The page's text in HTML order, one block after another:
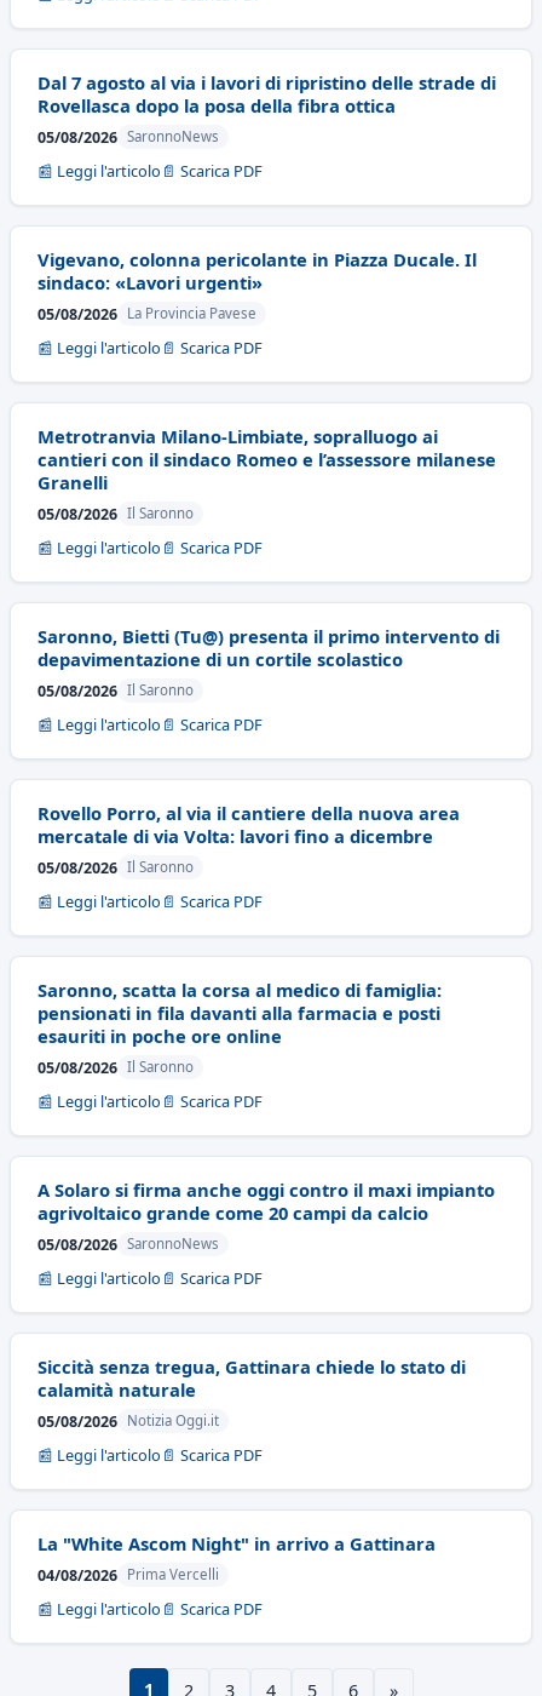
Dal 7 agosto al via i lavori di ripristino delle strade di
Rovellasca dopo la posa della fibra ottica
05/08/2026 SaronnoNews
📰 Leggi l'articolo 📄 Scarica PDF
Vigevano, colonna pericolante in Piazza Ducale. Il
sindaco: «Lavori urgenti»
05/08/2026 La Provincia Pavese
📰 Leggi l'articolo 📄 Scarica PDF
Metrotranvia Milano-Limbiate, sopralluogo ai
cantieri con il sindaco Romeo e l’assessore milanese
Granelli
05/08/2026 Il Saronno
📰 Leggi l'articolo 📄 Scarica PDF
Saronno, Bietti (Tu@) presenta il primo intervento di
depavimentazione di un cortile scolastico
05/08/2026 Il Saronno
📰 Leggi l'articolo 📄 Scarica PDF
Rovello Porro, al via il cantiere della nuova area
mercatale di via Volta: lavori fino a dicembre
05/08/2026 Il Saronno
📰 Leggi l'articolo 📄 Scarica PDF
Saronno, scatta la corsa al medico di famiglia:
pensionati in fila davanti alla farmacia e posti
esauriti in poche ore online
05/08/2026 Il Saronno
📰 Leggi l'articolo 📄 Scarica PDF
A Solaro si firma anche oggi contro il maxi impianto
agrivoltaico grande come 20 campi da calcio
05/08/2026 SaronnoNews
📰 Leggi l'articolo 📄 Scarica PDF
Siccità senza tregua, Gattinara chiede lo stato di
calamità naturale
05/08/2026 Notizia Oggi.it
📰 Leggi l'articolo 📄 Scarica PDF
La "White Ascom Night" in arrivo a Gattinara
04/08/2026 Prima Vercelli
📰 Leggi l'articolo 📄 Scarica PDF
1 2 3 4 5 6 »